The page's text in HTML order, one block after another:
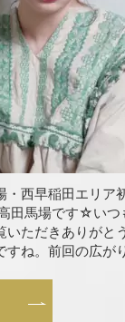
・西早稲田エリア
田馬場です☆いつ
いただきありがと
すね。前回の広が